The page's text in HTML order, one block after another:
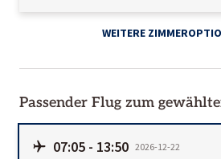
WEITERE
Passender Flug zum
07:05 - 13:50 2026-12-22